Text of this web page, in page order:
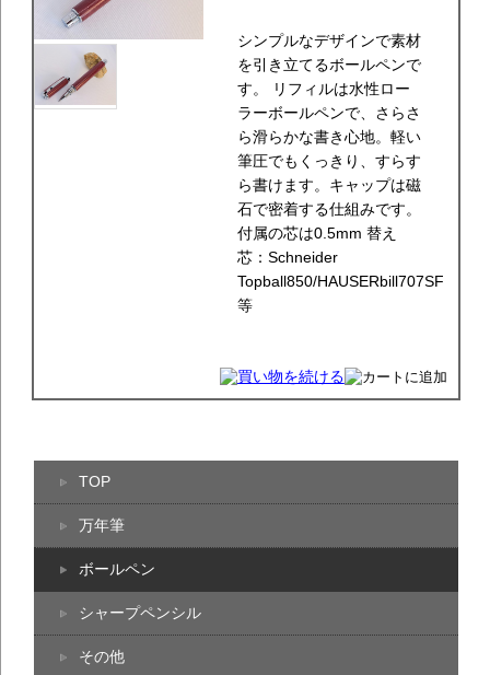
シンプルなデザインで素材
を引き立てるボールペンで
す。 リフィルは水性ロー
ラーボールペンで、さらさ
ら滑らかな書き心地。軽い
筆圧でもくっきり、すらす
ら書けます。キャップは磁
石で密着する仕組みです。
付属の芯は0.5mm 替え
芯：Schneider
Topball850/HAUSERbill707SF
等
TOP
万年筆
ボールペン
シャープペンシル
その他